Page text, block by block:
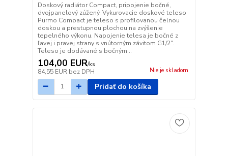
Doskový radiátor Compact, pripojenie bočné,
dvojpanelový zúžený. Vykurovacie doskové teleso
Purmo Compact je teleso s profilovanou čelnou
doskou a prestupnou plochou na zvýšenie
tepelného výkonu. Napojenie telesa je bočné z
ľavej i pravej strany s vnútorným závitom G1/2".
Teleso je dodávané s bočným...
104,00 EUR/ks
84,55 EUR bez DPH Nie je skladom
Pridať do košíka